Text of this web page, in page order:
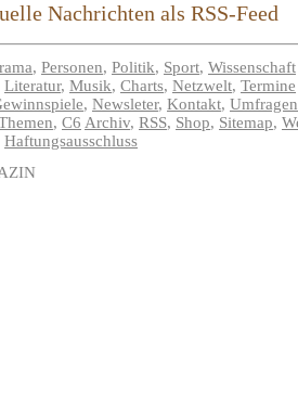
Nachrichten als RSS-Feed
, Personen, Politik, Sport, Wissenschaft
Literatur, Musik, Charts, Netzwelt, Termine
, Newsleter, Kontakt, Umfragen
, C6 Archiv, RSS, Shop, Sitemap,
Haftungsausschluss